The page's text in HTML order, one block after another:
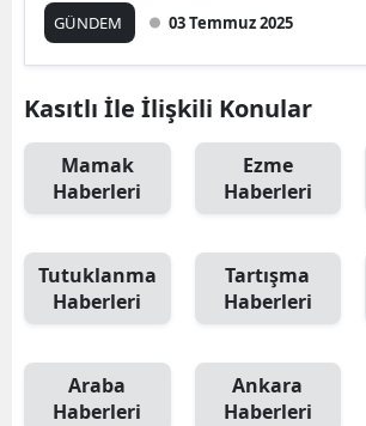
GÜNDEM 03 Temmuz 2025
Kasıtlı İle İlişkili Konular
Mamak
Haberleri
Ezme
Haberleri
Tutuklanma
Haberleri
Tartışma
Haberleri
Araba
Haberleri
Ankara
Haberleri